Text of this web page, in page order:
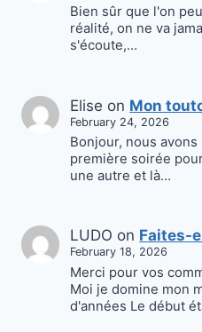
Bien sûr que l'on
réalité, on ne va
s'écoute,…
Elise on Mon
February 24, 2026
Bonjour, nous
première soirée
une autre et là…
LUDO on Faites-
February 18, 2026
Merci pour vos
Moi je domine mon
d'années Le début